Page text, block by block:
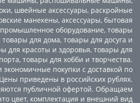
, швейные аксессуары, раскройные
манекены, аксессуары, бытовая
промышленное оборудование, товары
, товары для дома, товары для досуга и
для красоты и здоровья, товары для
, товары для хобби и творчества.
покупки с доставкой по
приведены в российских рублях.
публичной офертой. Обращаем
цвет, комплектация и внешний вид